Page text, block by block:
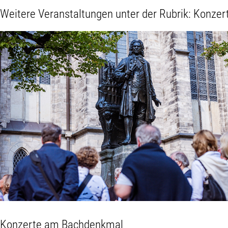
Weitere Veranstaltungen unter der Rubrik:
Konzerte am Bachdenkmal